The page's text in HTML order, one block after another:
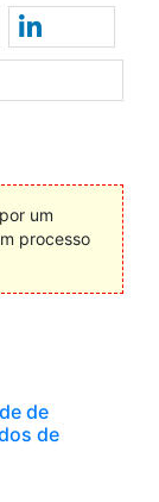
um
processo
de
de